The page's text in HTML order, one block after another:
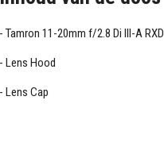
Tamron 11-20mm f/2.8 Di III-A RXD
Lens Hood
Lens Cap